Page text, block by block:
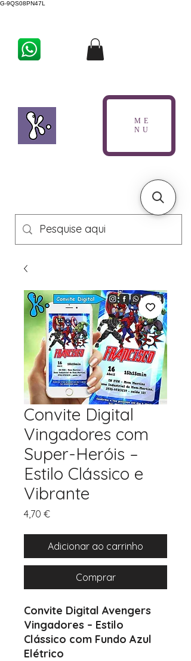
G-9QS08PN47L
ME
NU
Convite Digital
Vingadores com
Super-Heróis –
Estilo Clássico e
Vibrante
4,70 €Preço
Adicionar ao carrinho
Comprar
Convite Digital Avengers
Vingadores – Estilo
Clássico com Fundo Azul
Elétrico